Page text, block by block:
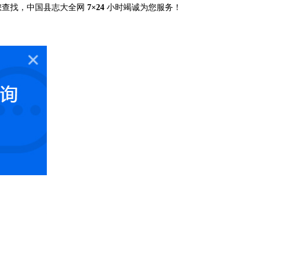
找，中国县志大全网 7×24 小时竭诚为您服务！